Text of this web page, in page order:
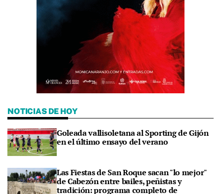
NOTICIAS DE HOY
Goleada vallisoletana al Sporting de Gijón
en el último ensayo del verano
Las Fiestas de San Roque sacan "lo mejor"
de Cabezón entre bailes, peñistas y
tradición: programa completo de